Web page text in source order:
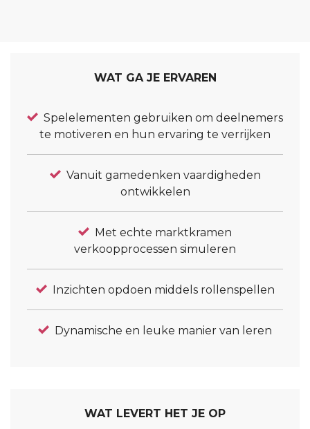
WAT GA JE ERVAREN
Spelelementen gebruiken om deelnemers
te motiveren en hun ervaring te verrijken
Vanuit gamedenken vaardigheden
ontwikkelen
Met echte marktkramen
verkoopprocessen simuleren
Inzichten opdoen middels rollenspellen
Dynamische en leuke manier van leren
WAT LEVERT HET JE OP